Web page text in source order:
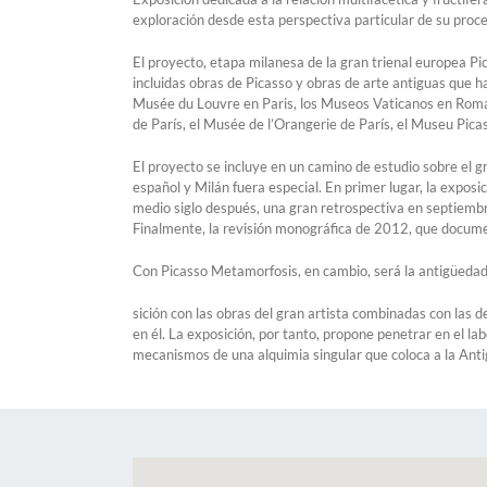
exploración desde esta perspectiva particular de su
El proyecto, etapa milanesa de la gran trienal europea
incluidas obras de Picasso y obras de arte antiguas que
Musée du Louvre en Paris, los Museos Vaticanos en
de París, el Musée de l’Orangerie de París, el Museu
El proyecto se incluye en un camino de estudio sobre el
español y Milán fuera especial. En primer lugar, la
medio siglo después, una gran retrospectiva en
Finalmente, la revisión monográfica de 2012, que
Con Picasso Metamorfosis, en cambio, será la
sición con las obras del gran artista combinadas con las
en él. La exposición, por tanto, propone penetrar en el
mecanismos de una alquimia singular que coloca a la